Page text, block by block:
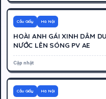
300K
Cầu Giấy Hà Nội
HOÀI ANH GÁI XINH DÂM
NƯỚC LÊN SÓNG PV AE
Cập nhật
300K
Cầu Giấy Hà Nội